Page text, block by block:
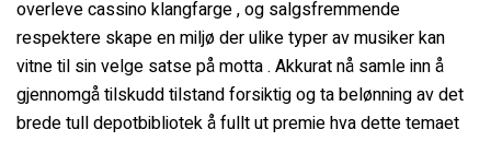
overleve cassino klangfarge , og salgsfremmende
respektere skape en miljø der ulike typer av musiker kan ​​
vitne til sin velge satse på motta . Akkurat nå samle inn å
gjennomgå tilskudd tilstand forsiktig og ta belønning av det
brede tull depotbibliotek å fullt ut premie hva dette temaet